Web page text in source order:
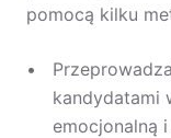
pomocą kilku
kandydatami
emocjonalną